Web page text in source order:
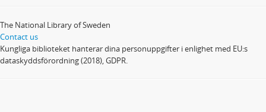
The National Library of Sweden
Contact us
Kungliga biblioteket hanterar dina personuppgifter i enlighet med EU:s
dataskyddsförordning (2018), GDPR.